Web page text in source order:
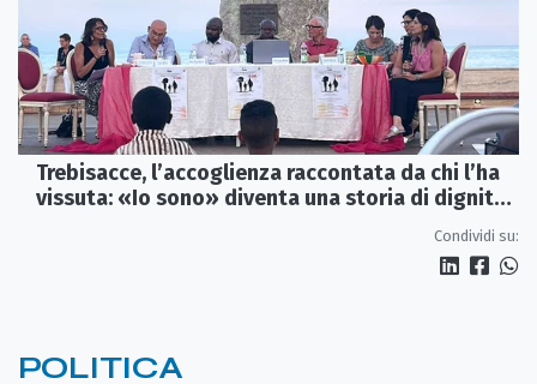
Trebisacce, l’accoglienza raccontata da chi l’ha
vissuta: «Io sono» diventa una storia di dignità
Condividi su:
POLITICA